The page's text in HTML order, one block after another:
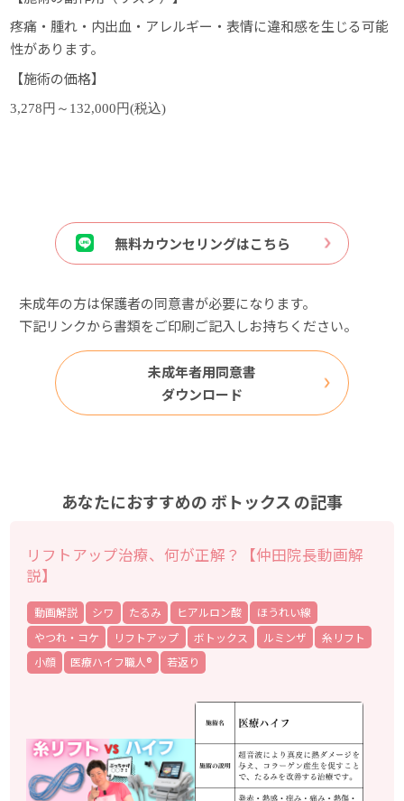
疼痛・腫れ・内出血・アレルギー・表情に違和感を生じる可能
性があります。
【施術の価格】
3,278円～132,000円(税込)
無料カウンセリングはこちら
未成年の方は保護者の同意書が必要になります。
下記リンクから書類をご印刷ご記入しお持ちください。
未成年者用同意書
ダウンロード
あなたにおすすめの ボトックスの記事
リフトアップ治療、何が正解？【仲田院長動画解
説】
動画解説 シワ たるみ ヒアルロン酸
ほうれい線
やつれ・コケ
リフトアップ ボトックス ルミンザ
糸リフト
小顔
医療ハイフ職人® 若返り